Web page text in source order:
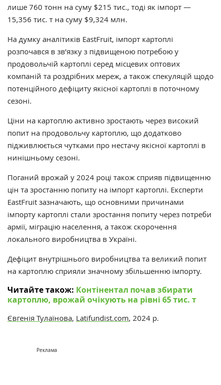
лише 760 тонн на суму $215 тис., тоді як імпорт —
15,356 тис. т на суму $9,324 млн.
На думку аналітиків EastFruit, імпорт картоплі
розпочався в зв’язку з підвищеною потребою у
продовольчій картоплі серед місцевих оптових
компаній та роздрібних мереж, а також спекуляцій щодо
потенційного дефіциту якісної картоплі в поточному
сезоні.
Ціни на картоплю активно зростають через високий
попит на продовольчу картоплю, що додатково
підживлюється чутками про нестачу якісної картоплі в
нинішньому сезоні.
Поганий врожай у 2024 році також сприяв підвищенню
цін та зростанню попиту на імпорт картоплі. Експерти
EastFruit зазначають, що основними причинами
імпорту картоплі стали зростання попиту через потреби
армії, міграцію населення, а також скорочення
локального виробництва в Україні.
Дефіцит внутрішнього виробництва та великий попит
на картоплю сприяли значному збільшенню імпорту.
Читайте також: Контінентал почав збирати
картоплю, врожай очікують на рівні 65 тис. т
Євгенія Тулаїнова, Latifundist.com, 2024 р.
Реклама